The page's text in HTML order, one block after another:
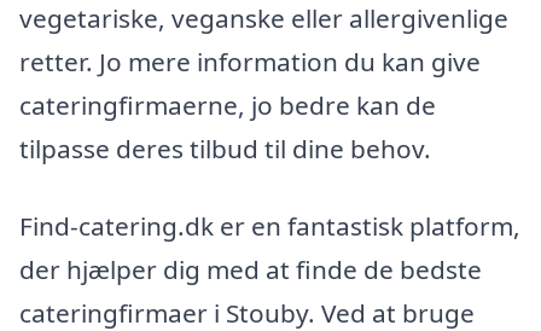
vegetariske, veganske eller allergivenlige
retter. Jo mere information du kan give
cateringfirmaerne, jo bedre kan de
tilpasse deres tilbud til dine behov.
Find-catering.dk er en fantastisk platform,
der hjælper dig med at finde de bedste
cateringfirmaer i Stouby. Ved at bruge